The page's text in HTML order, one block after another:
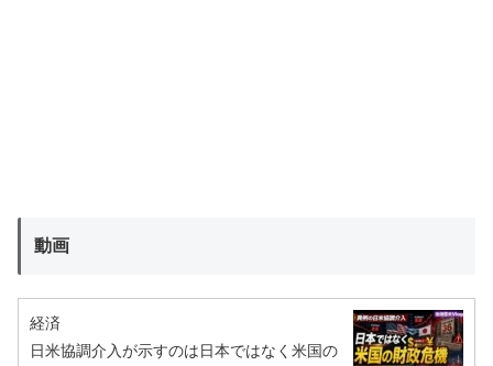
動画
経済
日米協調介入が示すのは日本ではなく米国の